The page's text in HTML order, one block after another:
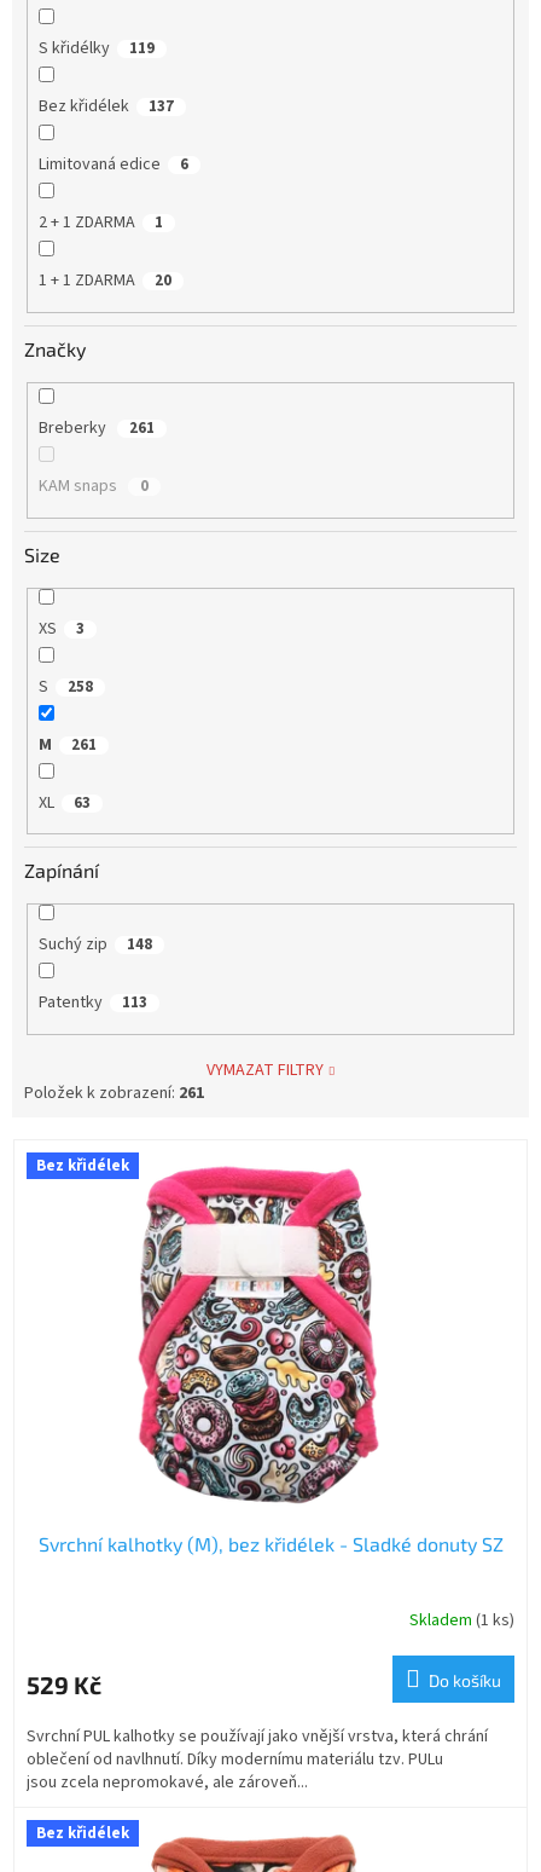
S křidélky 119
Bez křidélek 137
Limitovaná edice 6
2 + 1 ZDARMA 1
1 + 1 ZDARMA 20
Značky
Breberky 261
KAM snaps 0
Size
XS 3
S 258
M 261
XL 63
Zapínání
Suchý zip 148
Patentky 113
VYMAZAT FILTRY
Položek k zobrazení: 261
Bez křidélek
Svrchní kalhotky (M), bez křidélek - Sladké donuty SZ
Skladem (1 ks)
529 Kč Do košíku
Svrchní PUL kalhotky se používají jako vnější vrstva, která chrání
oblečení od navlhnutí. Díky modernímu materiálu tzv. PULu
jsou zcela nepromokavé, ale zároveň...
Bez křidélek